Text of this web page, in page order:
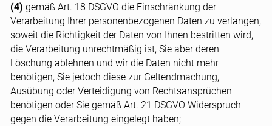
(4) gemäß Art. 18 DSGVO die Einschränkung der
Verarbeitung Ihrer personenbezogenen Daten zu verlangen,
soweit die Richtigkeit der Daten von Ihnen bestritten wird,
die Verarbeitung unrechtmäßig ist, Sie aber deren
Löschung ablehnen und wir die Daten nicht mehr
benötigen, Sie jedoch diese zur Geltendmachung,
Ausübung oder Verteidigung von Rechtsansprüchen
benötigen oder Sie gemäß Art. 21 DSGVO Widerspruch
gegen die Verarbeitung eingelegt haben;